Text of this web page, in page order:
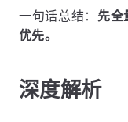
一句话总结： 先全
优先。
深度解析